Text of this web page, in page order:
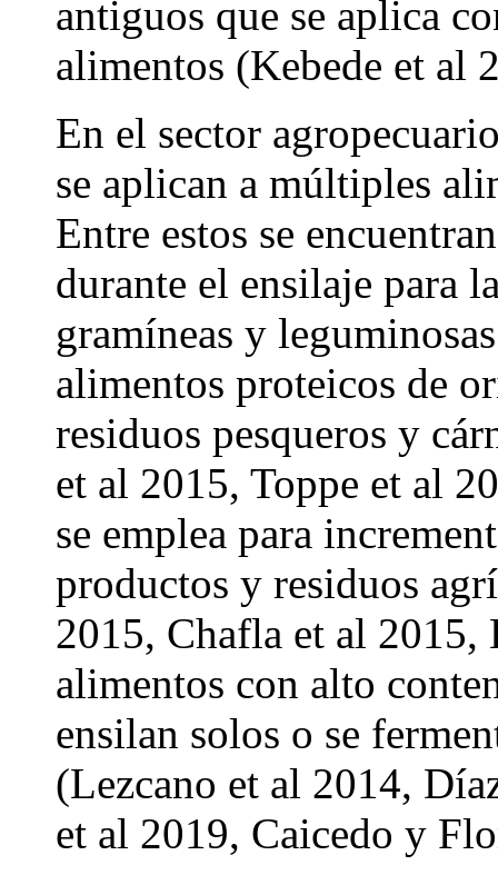
antiguos que se aplica
alimentos (Kebede et al
En el sector
se aplican a múltiples
Entre estos se
durante el ensilaje para
gramíneas y
alimentos proteicos de
residuos pesqueros y
et al 2015, Toppe et al
se emplea para
productos y residuos
2015, Chafla et al 2015,
alimentos con alto
ensilan solos o se
(Lezcano et al 2014,
et al 2019, Caicedo y